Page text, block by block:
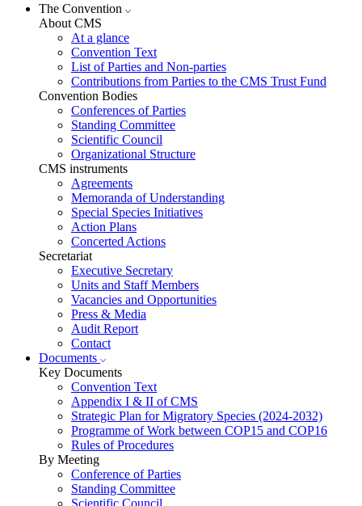
The Convention
About CMS
At a glance
Convention Text
List of Parties and Non-parties
Contributions from Parties to the CMS Trust Fund
Convention Bodies
Conferences of Parties
Standing Committee
Scientific Council
Organizational Structure
CMS instruments
Agreements
Memoranda of Understanding
Special Species Initiatives
Action Plans
Concerted Actions
Secretariat
Executive Secretary
Units and Staff Members
Vacancies and Opportunities
Press & Media
Audit Report
Contact
Documents
Key Documents
Convention Text
Appendix I & II of CMS
Strategic Plan for Migratory Species (2024-2032)
Programme of Work between COP15 and COP16
Rules of Procedures
By Meeting
Conference of Parties
Standing Committee
Scientific Council